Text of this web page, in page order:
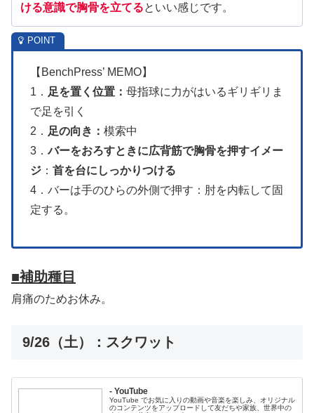
ける意識で胸骨を立てるといい感じです。
【BenchPress’ MEMO】
1． 足を置く位置： 母指球に力がはいるギリギリま
で足を引く
2． 足の向き： 模索中
3．バーをおろすときに広背筋で胸骨を押すイメー
ジ ： 首を台にしっかりつける
4．バーは手のひらの外側で押す：肘を内転して固
定する。
■補助種目
肩痛のためお休み。
9/26（土）：スクワット
- YouTube
YouTube でお気に入りの動画や音楽を楽しみ、オリジナル
のコンテンツをアップロードして友だちや家族、世界中の